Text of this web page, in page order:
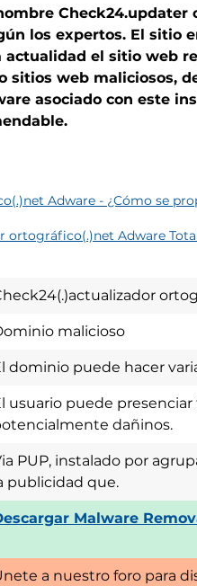
los expertos. El sitio
actualidad el sitio web
sitios web maliciosos,
asociado con este
Adware - ¿Cómo se
ortográfico(.)net Adware
malicioso
dominio puede hacer
usuario puede
dañinos.
PUP, instalado por
publicidad que.
Malware
a nuestro foro para